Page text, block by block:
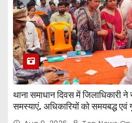
थाना समाधान दिवस में जिलाधिकारी ने
समस्याएं, अधिकारियों को समयबद्ध एवं
दिए निर्देश